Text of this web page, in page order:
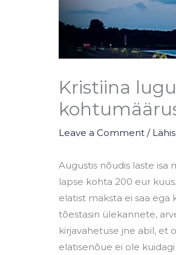
Kristiina
Leave a Comment /
Augustis nõudis laste
lapse kohta 200 eur
elatist maksta ei saa
tõestasin ülekannete,
kirjavahetuse jne abil, et
elatisenõue ei ole